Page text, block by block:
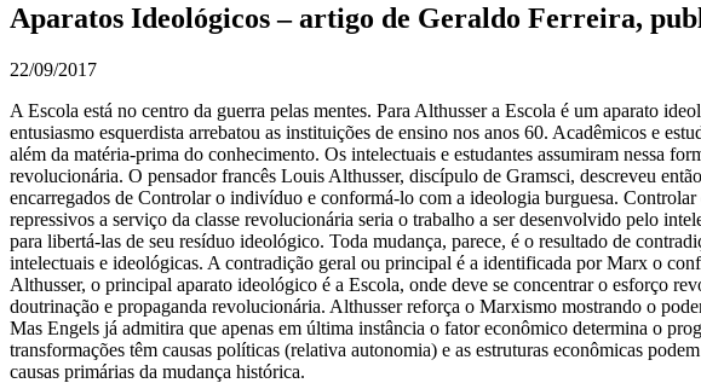
Aparatos Ideológicos – artigo de Geraldo Ferreira,
22/09/2017
A Escola está no centro da guerra pelas mentes. Para Althusser a Escola é um aparato
entusiasmo esquerdista arrebatou as instituições de ensino nos anos 60. Acadêmicos e
além da matéria-prima do conhecimento. Os intelectuais e estudantes assumiram nessa
revolucionária. O pensador francês Louis Althusser, discípulo de Gramsci, descreveu
encarregados de Controlar o indivíduo e conformá-lo com a ideologia burguesa.
repressivos a serviço da classe revolucionária seria o trabalho a ser desenvolvido pelo
para libertá-las de seu resíduo ideológico. Toda mudança, parece, é o resultado de
intelectuais e ideológicas. A contradição geral ou principal é a identificada por Marx o
Althusser, o principal aparato ideológico é a Escola, onde deve se concentrar o esforço
doutrinação e propaganda revolucionária. Althusser reforça o Marxismo mostrando o
Mas Engels já admitira que apenas em última instância o fator econômico determina o
transformações têm causas políticas (relativa autonomia) e as estruturas econômicas
causas primárias da mudança histórica.